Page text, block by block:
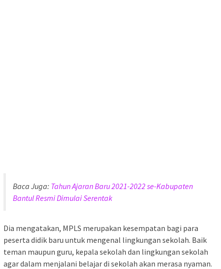
Baca Juga: Tahun Ajaran Baru 2021-2022 se-Kabupaten
Bantul Resmi Dimulai Serentak
Dia mengatakan, MPLS merupakan kesempatan bagi para
peserta didik baru untuk mengenal lingkungan sekolah. Baik
teman maupun guru, kepala sekolah dan lingkungan sekolah
agar dalam menjalani belajar di sekolah akan merasa nyaman.